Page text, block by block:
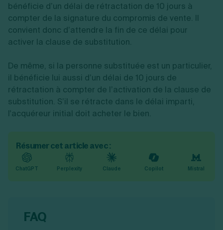
bénéficie d’un délai de rétractation de 10 jours à
compter de la signature du compromis de vente. Il
convient donc d’attendre la fin de ce délai pour
activer la clause de substitution.
De même, si la personne substituée est un particulier,
il bénéficie lui aussi d’un délai de 10 jours de
rétractation à compter de l’activation de la clause de
substitution. S’il se rétracte dans le délai imparti,
l'acquéreur initial doit acheter le bien.
Résumer cet article avec :
ChatGPT Perplexity Claude Copilot Mistral
FAQ